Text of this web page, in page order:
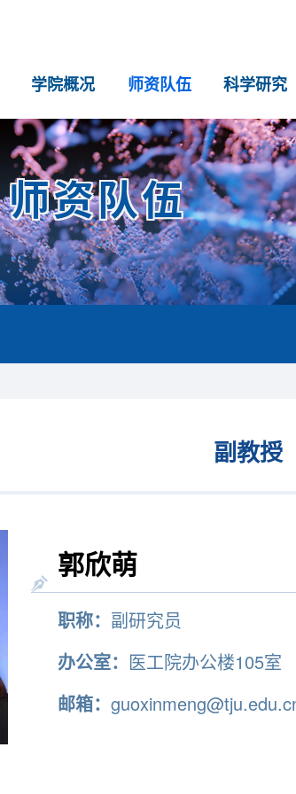
学院概况 师资队伍 科学研究
师资队伍
副教授
郭欣萌
职称： 副研究员
办公室： 医工院办公楼105室
邮箱：